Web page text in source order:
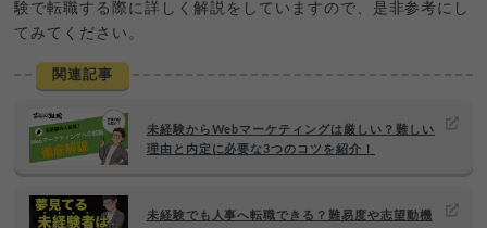
験で転職する際に詳しく解説をしていますので、是非参考にし
てみてください。
関連記事
未経験からWebマーケティングは厳しい？難しい
理由と内定に必要な3つのコツを紹介！
未経験でも人事へ転職できる？難易度や志望動機